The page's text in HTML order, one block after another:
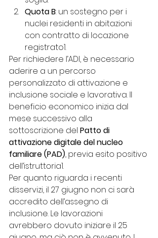
Quota B: un sostegno per i
nuclei residenti in abitazioni
con contratto di locazione
registrato1.
Per richiedere l’ADI, è necessario
aderire a un percorso
personalizzato di attivazione e
inclusione sociale e lavorativa. Il
beneficio economico inizia dal
mese successivo alla
sottoscrizione del Patto di
attivazione digitale del nucleo
familiare (PAD), previa esito positivo
dell’istruttoria1.
Per quanto riguarda i recenti
disservizi, il 27 giugno non ci sarà
accredito dell’assegno di
inclusione. Le lavorazioni
avrebbero dovuto iniziare il 25